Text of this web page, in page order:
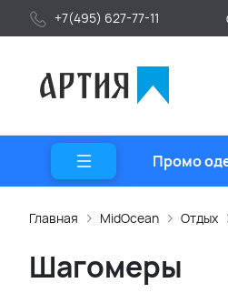
+7(495) 627-77-11
Промо
Главная MidOcean Отдых
Шагомеры